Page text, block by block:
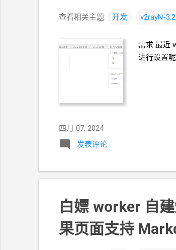
查看相关主题: 开发 v2rayN-
需求 最近
进行设置
四月 07, 2024
发表评论
白嫖 worker 自
果页面支持